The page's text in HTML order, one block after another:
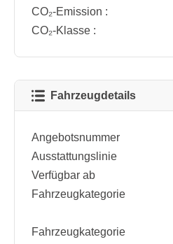
CO₂-Emission :
CO₂-Klasse :
Fahrzeugdetails
Angebotsnummer
Ausstattungslinie
Verfügbar ab
Fahrzeugkategorie
Fahrzeugkategorie